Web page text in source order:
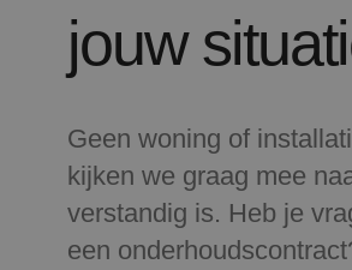
jouw
Geen woning of
kijken we graag mee
verstandig is. Heb je
een